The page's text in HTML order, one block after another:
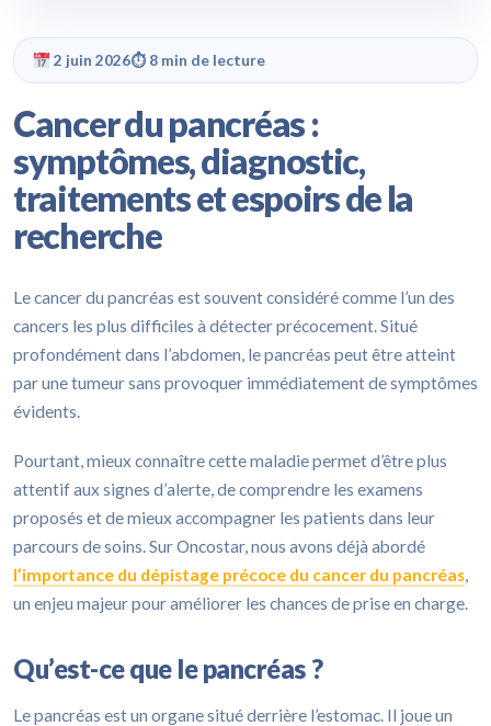
2 juin 2026⏱ 8 min de lecture
Cancer du pancréas :
symptômes, diagnostic,
traitements et espoirs de la
recherche
Le cancer du pancréas est souvent considéré comme l’un des
cancers les plus difficiles à détecter précocement. Situé
profondément dans l’abdomen, le pancréas peut être atteint
par une tumeur sans provoquer immédiatement de symptômes
évidents.
Pourtant, mieux connaître cette maladie permet d’être plus
attentif aux signes d’alerte, de comprendre les examens
proposés et de mieux accompagner les patients dans leur
parcours de soins. Sur Oncostar, nous avons déjà abordé
l’importance du dépistage précoce du cancer du pancréas,
un enjeu majeur pour améliorer les chances de prise en charge.
Qu’est-ce que le pancréas ?
Le pancréas est un organe situé derrière l’estomac. Il joue un